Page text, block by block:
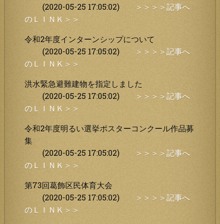
(2020-05-25 17:05:02)
＞＞＞＞記事へ
のＬＩＮＫ＞＞
令和2年度インターンシップについて
(2020-05-25 17:05:02)
＞＞＞＞記事へ
のＬＩＮＫ＞＞
洪水緊急避難建物を指定しました
(2020-05-25 17:05:02)
＞＞＞＞記事へ
のＬＩＮＫ＞＞
令和2年度明るい選挙ポスターコンクール作品募
集
(2020-05-25 17:05:02)
＞＞＞＞記事へ
のＬＩＮＫ＞＞
第73回葛飾区民体育大会
(2020-05-25 17:05:02)
＞＞＞＞記事へ
のＬＩＮＫ＞＞